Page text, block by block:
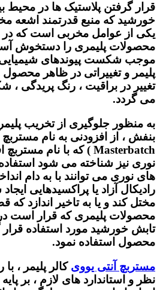
قرار گرفتن پلاستیک ها در محیط
یکی از عوامل مخربی است که در
محصولات پلیمری را دستخوش
موجب شکست پیوندهای شیمیایی
پلیمر و تغییراتی در ظاهر
تغییر در براقیت ، رنگ پریدگی
می گردد.
به منظور جلوگیری از تخریب پلیمر
بنفش ، از افزودنی به نام
Masterbatch )
که با نام مستربچ
نوری نیز شناخته می شود
های نوری می توانند با به دام
رادیکال آزاد یا پراکسیدهایی
مختل کند و یا به تاخیر اندازد که
محصولات پلیمری که قرار است
تابش خورشید مورد استفاده قرار
محصول استفاده نمود.
مستربچ آنتی یووی کالر پلیمر ،
نظر و استاندارد های لازم ، بر